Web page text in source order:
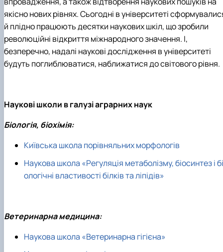
якісно нових рівнях. Сьогодні в університеті
й плідно працюють десятки наукових шкіл, що зробили
революційні відкриття міжнародного значення. І,
безперечно, надалі наукові дослідження в університеті
будуть поглиблюватися, наближатися до світового рівня.
Наукові школи в галузі аграрних наук
Біологія, біохімія:
Київська школа порівняльних морфологів
Наукова школа «Регуляція метаболізму, біосинтез і бі
ологічні властивості білків та ліпідів»
Ветеринарна медицина:
Наукова школа «Ветеринарна гігієна»